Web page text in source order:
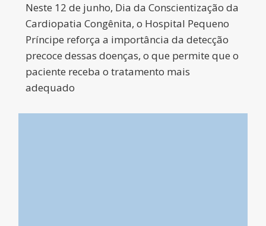
Neste 12 de junho, Dia da Conscientização da
Cardiopatia Congênita, o Hospital Pequeno
Príncipe reforça a importância da detecção
precoce dessas doenças, o que permite que o
paciente receba o tratamento mais
adequado